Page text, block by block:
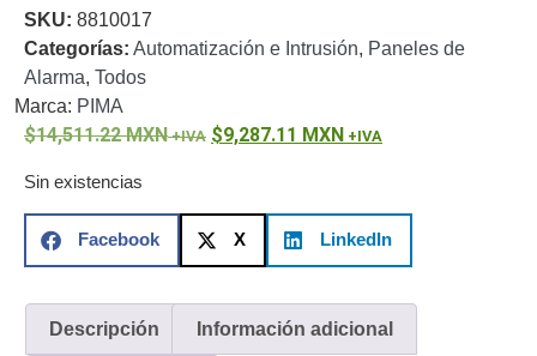
o
RefaccionesProbadores
de
VideoTransceptores
de Video
Conectores
Adaptador
a
y
VideoCable
SKU: 8810017
Categorías: Automatización e Intrusión, Paneles de
Alarma, Todos
Marca: PIMA
14,511.22MXN 9,287.11 MXN
Sin existencias
Facebook X LinkedIn
Descripción Información adicional